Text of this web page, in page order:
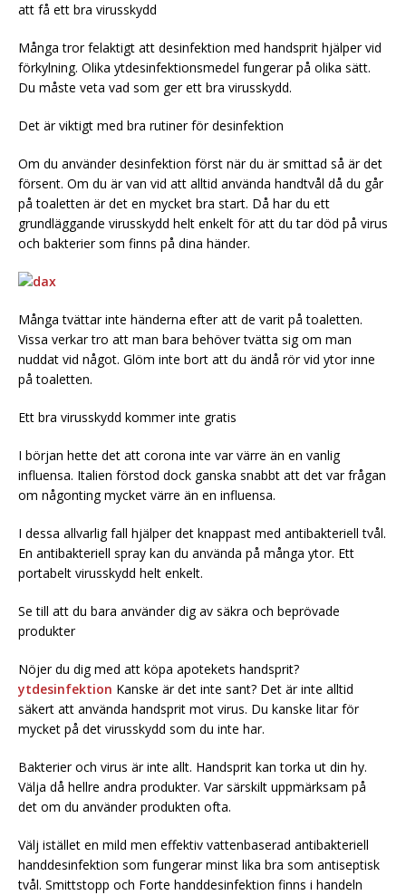
att få ett bra virusskydd
Många tror felaktigt att desinfektion med handsprit hjälper vid
förkylning. Olika ytdesinfektionsmedel fungerar på olika sätt.
Du måste veta vad som ger ett bra virusskydd.
Det är viktigt med bra rutiner för desinfektion
Om du använder desinfektion först när du är smittad så är det
försent. Om du är van vid att alltid använda handtvål då du går
på toaletten är det en mycket bra start. Då har du ett
grundläggande virusskydd helt enkelt för att du tar död på virus
och bakterier som finns på dina händer.
Många tvättar inte händerna efter att de varit på toaletten.
Vissa verkar tro att man bara behöver tvätta sig om man
nuddat vid något. Glöm inte bort att du ändå rör vid ytor inne
på toaletten.
Ett bra virusskydd kommer inte gratis
I början hette det att corona inte var värre än en vanlig
influensa. Italien förstod dock ganska snabbt att det var frågan
om någonting mycket värre än en influensa.
I dessa allvarlig fall hjälper det knappast med antibakteriell tvål.
En antibakteriell spray kan du använda på många ytor. Ett
portabelt virusskydd helt enkelt.
Se till att du bara använder dig av säkra och beprövade
produkter
Nöjer du dig med att köpa apotekets handsprit?
ytdesinfektion Kanske är det inte sant? Det är inte alltid
säkert att använda handsprit mot virus. Du kanske litar för
mycket på det virusskydd som du inte har.
Bakterier och virus är inte allt. Handsprit kan torka ut din hy.
Välja då hellre andra produkter. Var särskilt uppmärksam på
det om du använder produkten ofta.
Välj istället en mild men effektiv vattenbaserad antibakteriell
handdesinfektion som fungerar minst lika bra som antiseptisk
tvål. Smittstopp och Forte handdesinfektion finns i handeln